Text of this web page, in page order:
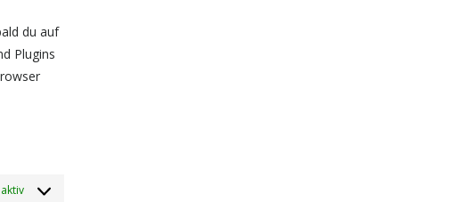
du auf
Plugins